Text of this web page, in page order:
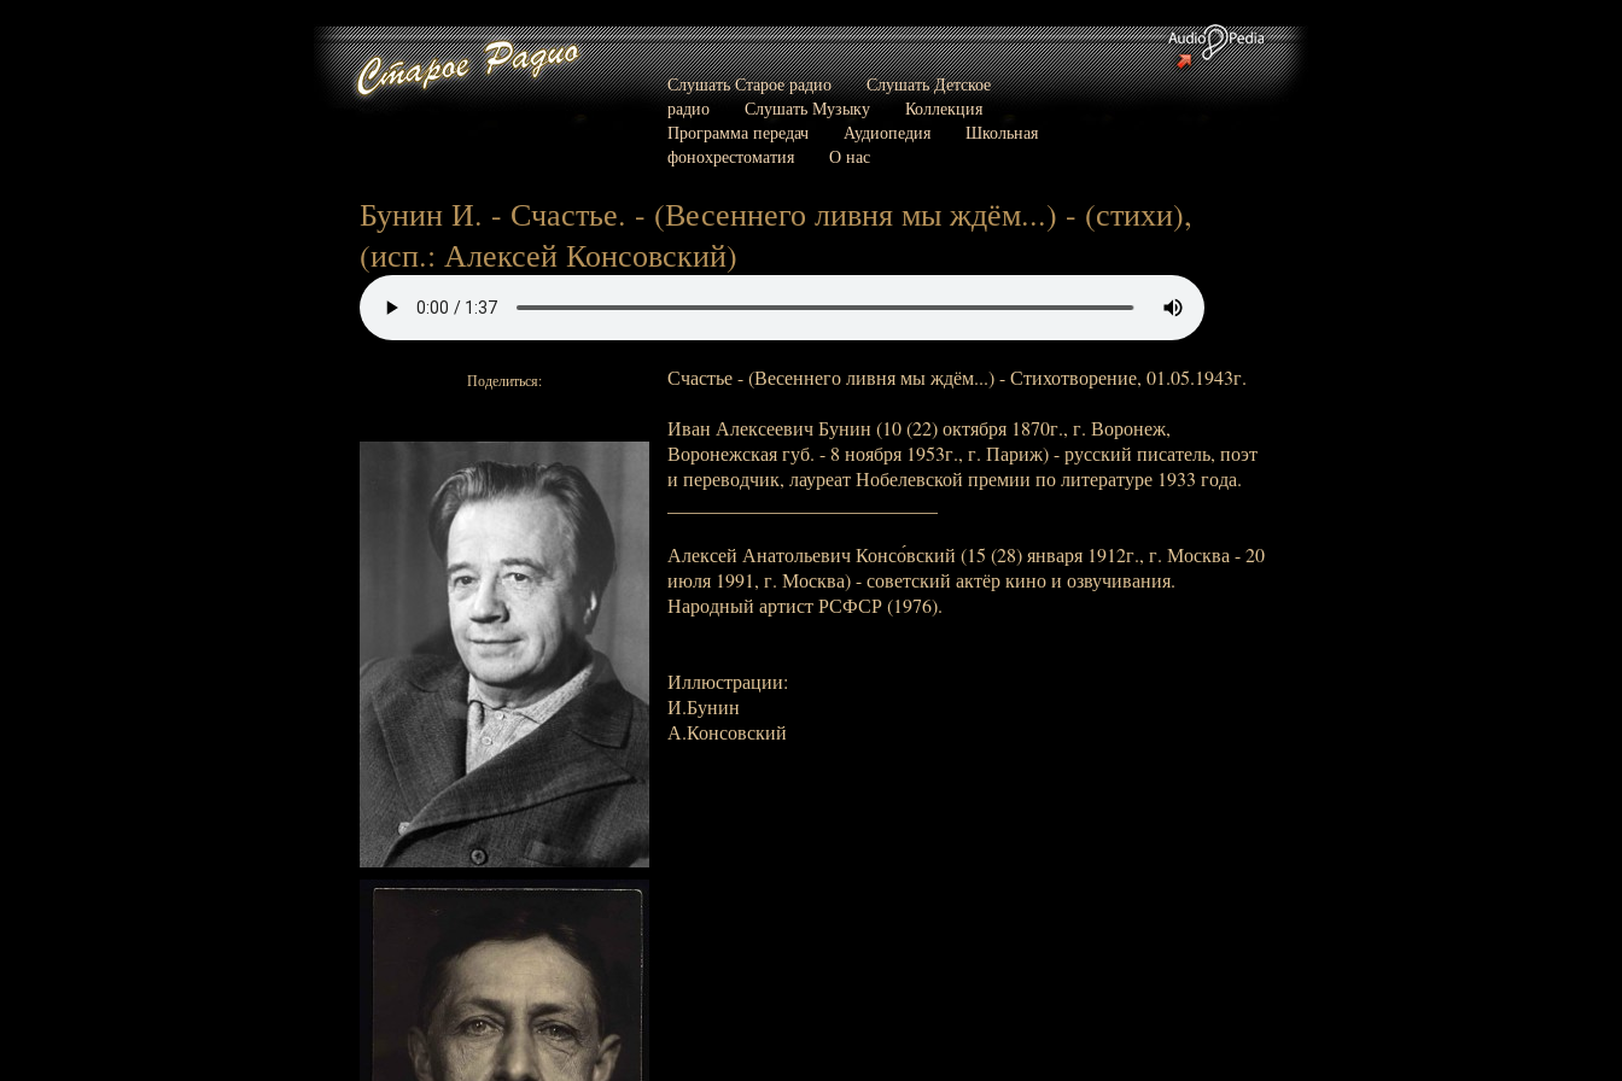
Слушать Старое радио
Слушать Детское
радио
Слушать Музыку
Коллекция
Программа передач
Аудиопедия
Школьная
фонохрестоматия
О нас
Бунин И. - Счастье. - (Весеннего ливня мы ждём...) - (стихи),
(исп.: Алексей Консовский)
Поделиться:
Счастье - (Весеннего ливня мы ждём...) - Стихотворение, 01.05.1943г.
Иван Алексеевич Бунин (10 (22) октября 1870г., г. Воронеж,
Воронежская губ. - 8 ноября 1953г., г. Париж) - русский писатель, поэт
и переводчик, лауреат Нобелевской премии по литературе 1933 года.
Алексей Анатольевич Консо́вский (15 (28) января 1912г., г. Москва - 20
июля 1991, г. Москва) - советский актёр кино и озвучивания.
Народный артист РСФСР (1976).
Иллюстрации:
И.Бунин
А.Консовский